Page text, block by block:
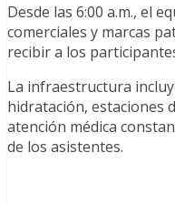
Desde las 6:00 a.m., el
comerciales y marcas
recibir a los
La infraestructura
hidratación, estaciones
atención médica
de los asistentes.